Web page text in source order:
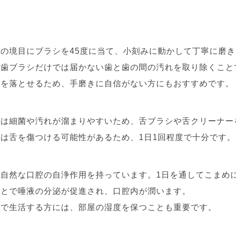
境目にブラシを45度に当て、小刻みに動かして丁寧に磨
ブラシだけでは届かない歯と歯の間の汚れを取り除くこ
落とせるため、手磨きに自信がない方にもおすすめです。
細菌や汚れが溜まりやすいため、舌ブラシや舌クリーナー
舌を傷つける可能性があるため、1日1回程度で十分です。
然な口腔の自浄作用を持っています。1日を通してこまめ
で唾液の分泌が促進され、口腔内が潤います。
生活する方には、部屋の湿度を保つことも重要です。